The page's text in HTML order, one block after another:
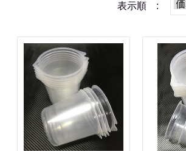
表示順 :